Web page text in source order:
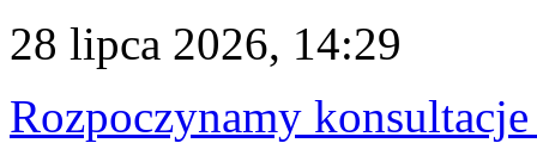
28 lipca 2026, 14:29
Rozpoczynamy